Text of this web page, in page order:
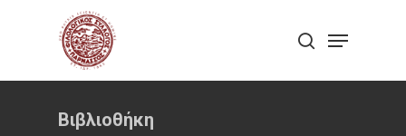
search
Menu
Βιβλιοθήκη
Menu